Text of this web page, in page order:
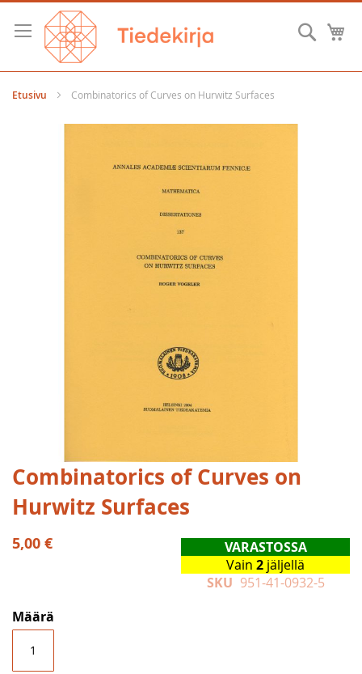
Skip
Content
Hae
Etusivu Combinatorics of Curves on Hurwitz Surfaces
Skip
to
the
of
Combinatorics of Curves on
Hurwitz Surfaces
5,00 €
VARASTOSSA
Vain 2 jäljellä
SKU 951-41-0932-5
Määrä